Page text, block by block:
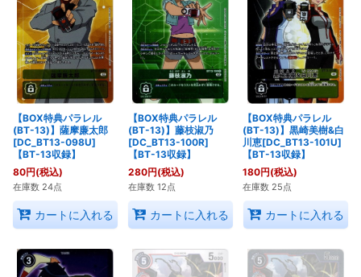
【BOX特典パラレル
(BT-13)】薩摩廉太郎
[DC_BT13-098U]
【BT-13収録】
80円(税込)
在庫数 24点
カートに入れる
【BOX特典パラレル
(BT-13)】藤枝淑乃
[DC_BT13-100R]
【BT-13収録】
280円(税込)
在庫数 12点
カートに入れる
【BOX特典パラレル
(BT-13)】黒崎美樹&白
川恵[DC_BT13-101U]
【BT-13収録】
180円(税込)
在庫数 25点
カートに入れる